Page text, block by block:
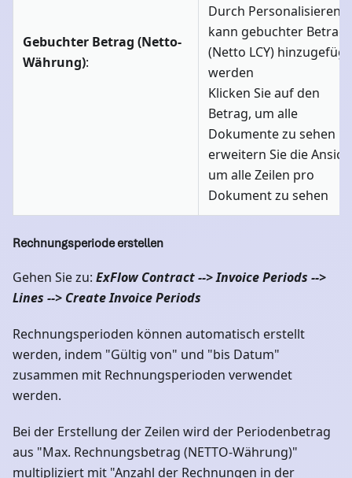
Gebuchter Betrag (Netto-
Währung):
Durch Personalisieren
kann gebuchter Betrag
(Netto LCY) hinzugefügt
werden
Klicken Sie auf den
Betrag, um alle
Dokumente zu sehen
erweitern Sie die
um alle Zeilen pro
Dokument zu sehen
Rechnungsperiode erstellen
Gehen Sie zu: ExFlow Contract --> Invoice Periods -->
Lines --> Create Invoice Periods
Rechnungsperioden können automatisch erstellt
werden, indem "Gültig von" und "bis Datum"
zusammen mit Rechnungsperioden verwendet
werden.
Bei der Erstellung der Zeilen wird der Periodenbetrag
aus "Max. Rechnungsbetrag (NETTO-Währung)"
multipliziert mit "Anzahl der Rechnungen in der